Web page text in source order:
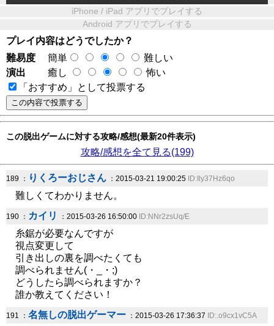
iPhone / iPad アプリでプレイする
Android アプリでプレイする
プレイ内容はどうでしたか？
難易度
簡単
難しい
演出
癒し
怖い
「おすすめ」として投票する
この脱出ゲームに対する攻略/感想(最新20件表示)
攻略/感想を全て見る(199)
189 ： りくろーおじさん ：2015-03-21 19:00:25 ID:Ily37Hz6qo
難しくてわかりません。
190 ： カイリ ：2015-03-26 16:50:00 ID:NNr2zsUq/E
糸鋸が必要なんですが
視点変更して
引き出しの裏を調べたくても
調べられません(・_・;)
どうしたら調べられますか？
誰か教えてください！
191 ： 名無しの脱出ゲーマー ：2015-03-26 17:36:37 ID:.o9cx1vC5A